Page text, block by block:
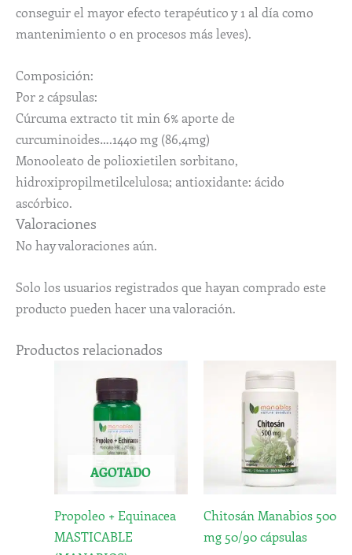
conseguir el mayor efecto terapéutico y 1 al día como
mantenimiento o en procesos más leves).
Composición:
Por 2 cápsulas:
Cúrcuma extracto tit min 6% aporte de
curcuminoides….1440 mg (86,4mg)
Monooleato de polioxietilen sorbitano,
hidroxipropilmetilcelulosa; antioxidante: ácido
ascórbico.
Valoraciones
No hay valoraciones aún.
Solo los usuarios registrados que hayan comprado este
producto pueden hacer una valoración.
Productos relacionados
AGOTADO
Propoleo + Equinacea
MASTICABLE
Chitosán Manabios 500
mg 50/90 cápsulas
de
precios:
desde
5,80€
hasta
9,95€
se